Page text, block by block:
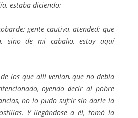
estaba diciendo:
gente cautiva, atended; que
sino de mi caballo, estoy aquí
los que allí venían, que no debía
oyendo decir al pobre
no lo pudo sufrir sin darle la
Y llegándose a él, tomó la